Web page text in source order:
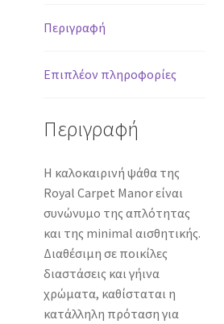
Περιγραφή
Επιπλέον πληροφορίες
Περιγραφή
H καλοκαιρινή ψάθα της
Royal Carpet Manor είναι
συνώνυμο της απλότητας
και της minimal αισθητικής.
Διαθέσιμη σε ποικίλες
διαστάσεις και γήινα
χρώματα, καθίσταται η
κατάλληλη πρόταση για